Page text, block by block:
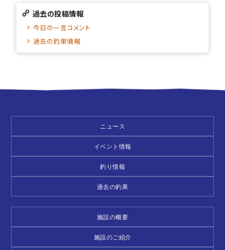
過去の投稿情報
今日の一言コメント
過去の釣果情報
ニュース
イベント情報
釣り情報
過去の釣果
施設の概要
施設のご紹介